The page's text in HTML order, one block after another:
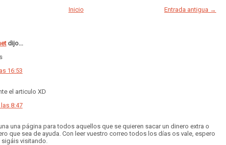
Entrada antigua →
Inicio
dijo...
16:53
el articulo XD
8:47
una página para todos aquellos que se quieren sacar un dinero extra o
que sea de ayuda. Con leer vuestro correo todos los días os vale, espero
visitando.